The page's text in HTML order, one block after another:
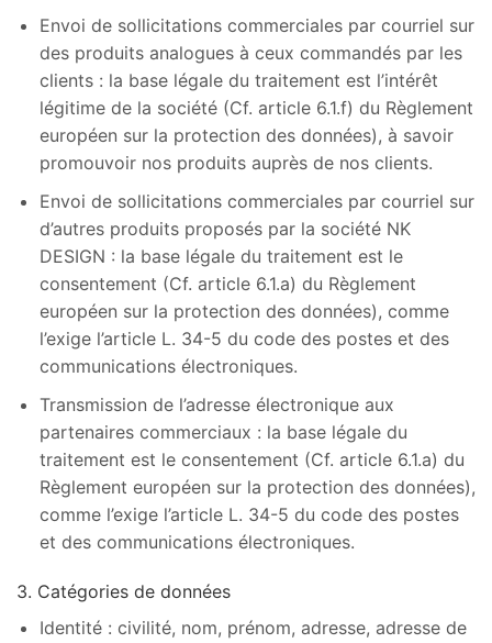
Envoi de sollicitations commerciales par courriel sur
des produits analogues à ceux commandés par les
clients : la base légale du traitement est l’intérêt
légitime de la société (Cf. article 6.1.f) du Règlement
européen sur la protection des données), à savoir
promouvoir nos produits auprès de nos clients.
Envoi de sollicitations commerciales par courriel sur
d’autres produits proposés par la société NK
DESIGN : la base légale du traitement est le
consentement (Cf. article 6.1.a) du Règlement
européen sur la protection des données), comme
l’exige l’article L. 34-5 du code des postes et des
communications électroniques.
Transmission de l’adresse électronique aux
partenaires commerciaux : la base légale du
traitement est le consentement (Cf. article 6.1.a) du
Règlement européen sur la protection des données),
comme l’exige l’article L. 34-5 du code des postes
et des communications électroniques.
3. Catégories de données
Identité : civilité, nom, prénom, adresse, adresse de